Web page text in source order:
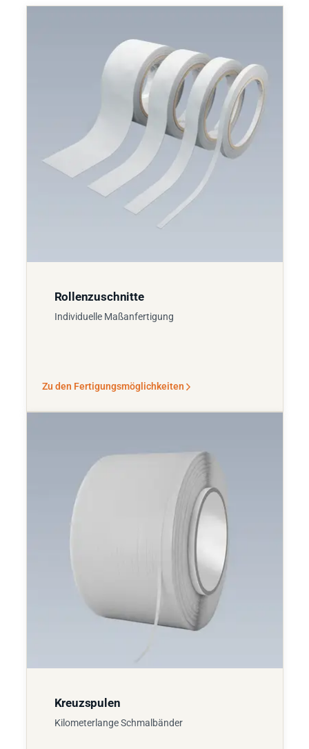
Rollenzuschnitte
Individuelle Maßanfertigung
Zu den Fertigungsmöglichkeiten
Kreuzspulen
Kilometerlange Schmalbänder